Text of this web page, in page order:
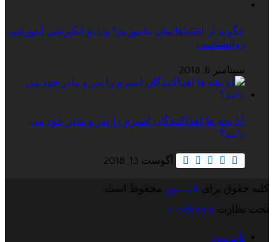
چگونه از اشتباهاتمان بیاموزیم؟ ویدیو انگیزشی آموزشی
روانشناسی
سپتامبر 6, 2018
آیا بچه ها اهداکنندگان اسپرم را پدر و مادر خود می
دانند؟
آگوست 13, 2018
کلیه حقوق برای تاپ نیوز
محفوظ است.
تحت نظارت e-teb.com
تاپ نیوز